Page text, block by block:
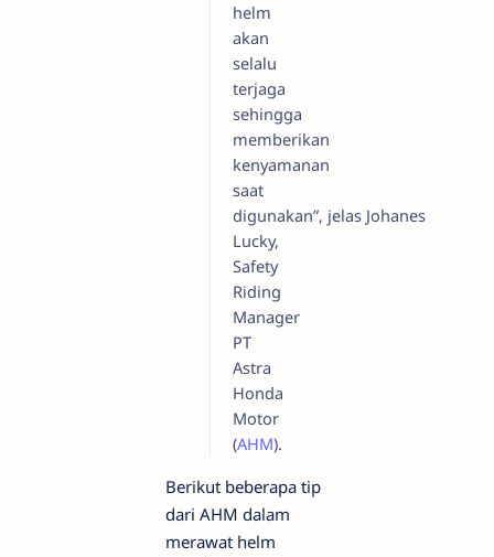
helm
akan
selalu
terjaga
sehingga
memberikan
kenyamanan
saat
digunakan”, jelas Johanes
Lucky,
Safety
Riding
Manager
PT
Astra
Honda
Motor
(AHM).
Berikut beberapa tip
dari AHM dalam
merawat helm